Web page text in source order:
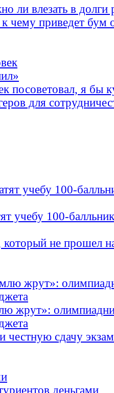
ли влезать в
чему приведет бум
посоветовал, я бы
для
учебу 100-
не прошел
жрут»:
честную сдачу
деньгами